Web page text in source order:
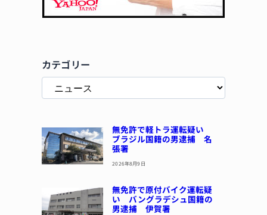
カテゴリー
無免許で軽トラ運転疑い
ブラジル国籍の男逮捕 名
張署
2026年8月9日
無免許で原付バイク運転疑
い バングラデシュ国籍の
男逮捕 伊賀署